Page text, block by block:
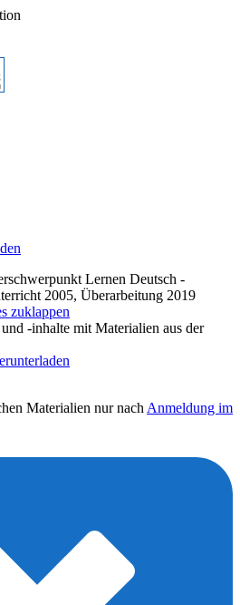
Lernen Deutsch -
2005, Überarbeitung 2019
zuklappen
-inhalte mit Materialien aus der
Materialien nur nach Anmeldung im